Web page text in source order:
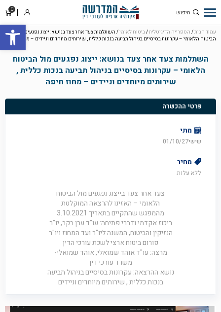
פתח
0
סל
התחבר
עמוד הבית/ הספרייה הדיגיטלית/ביטוח לאומי/ השתלמות צעד אחר צעד בנושא: ייצוג נפגעים מול
הביטוח הלאומי – עקרונות בסיסיים בניהול תביעה בנכות כללית , שירותים מיוחדים וניידים – מחוז חיפה
השתלמות צעד אחר צעד בנושא: ייצוג נפגעים מול הביטוח
הלאומי – עקרונות בסיסיים בניהול תביעה בנכות כללית ,
שירותים מיוחדים וניידים – מחוז חיפה
פרטי ההכשרה
מתי
שישי01/10/27
מחיר
ללא עלות
צעד אחר צעד בייצוג נפגעים מול הביטוח
הלאומי – האזינו להרצאה המוקלטת
מהמפגש שהתקיים בתאריך 3.10.2021
ריכוז אקדמי ודברי פתיחה: עו"ד ערן בקר, יו"ר
הנזיקין והביטוח, המשנה ליו"ר ועד המחוז ויו"ר
פורום ביטוח ארצי לשכת עורכי הדין
מרצה: עו"ד אוהד שמואלי, אוהד שמואלי-
משרד עורכי דין
נושא ההרצאה: עקרונות בסיסיים בניהול תביעה
בנכות כללית , שירותים מיוחדים וניידים